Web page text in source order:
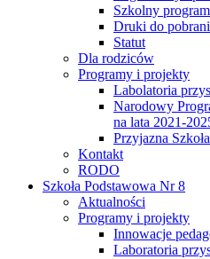
Szkolny
Druki do
Statut
Dla rodziców
Programy i projekty
Labolatoria
Narodowy
na lata 2021-
Przyjazna Szkoła
Kontakt
RODO
Szkoła Podstawowa Nr 8
Aktualności
Programy i projekty
Innowacje
Laboratoria